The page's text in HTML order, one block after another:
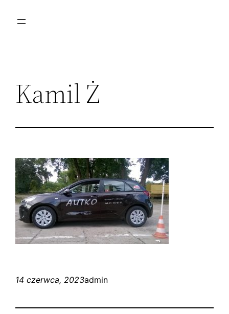
Kamil Ż
14 czerwca, 2023admin